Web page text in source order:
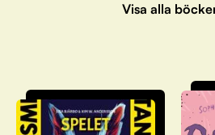
Visa alla